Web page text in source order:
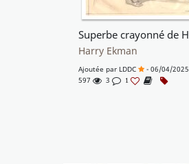
Harry Ekman
Ajoutée par LDDC
- 06/04/2025
597
3 1